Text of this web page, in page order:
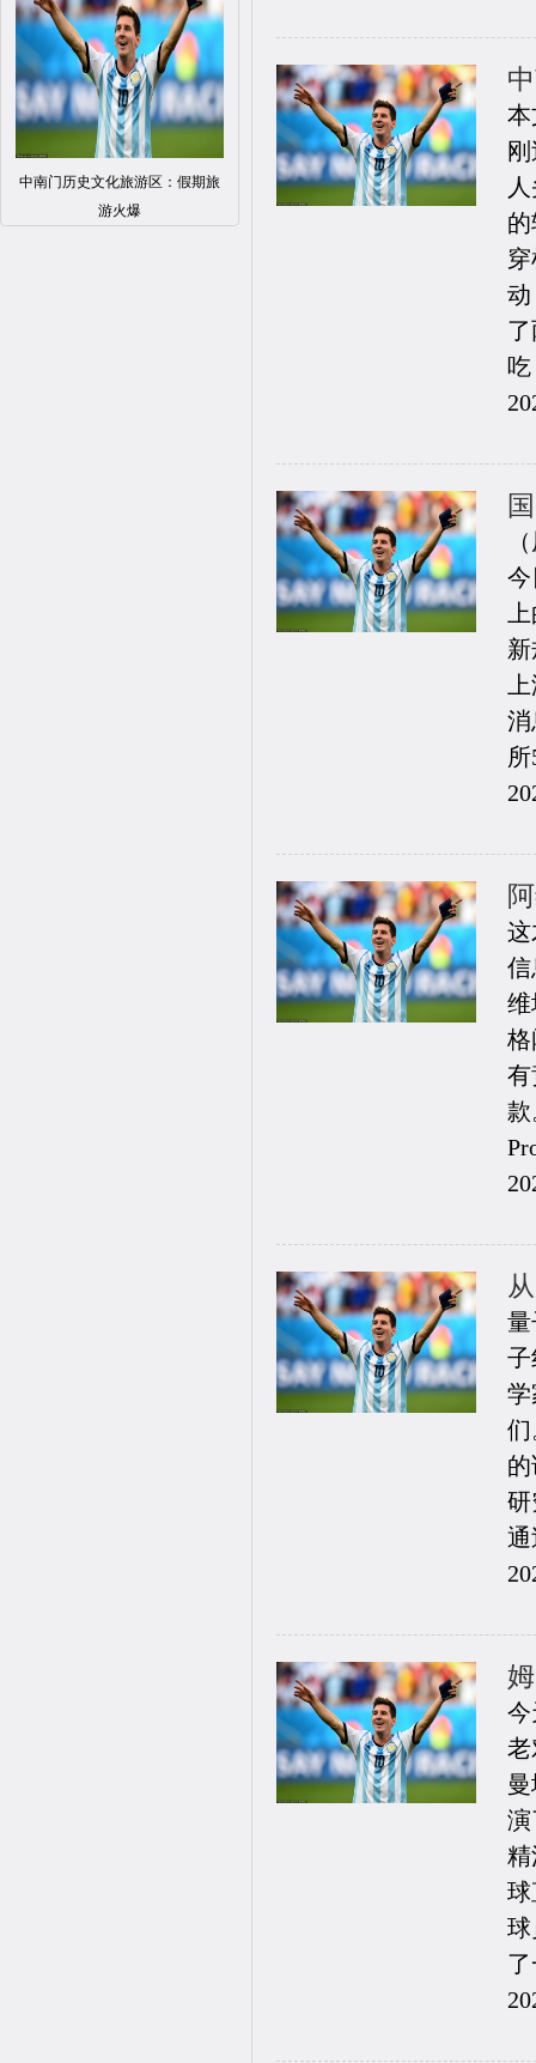
中南门历史文化旅游区：假期旅
游火爆
本
动
今
消
这
信
维
格
有
款
量
子
学
们
研
通
今
老
演
精
球
球